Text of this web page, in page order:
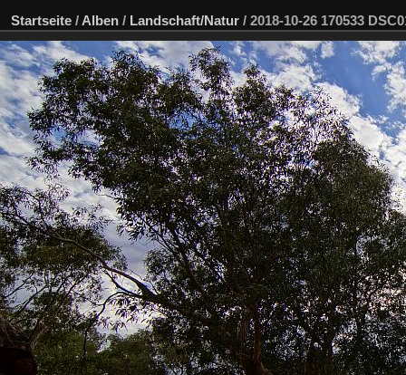
Startseite / Alben / Landschaft/Natur / 2018-10-26 170533